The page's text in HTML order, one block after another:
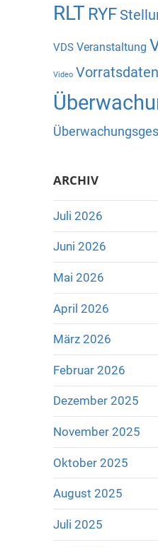
RLT RYF
VDS Veranstaltung
Video
ARCHIV
Juli 2026
Juni 2026
Mai 2026
April 2026
März 2026
Februar 2026
Dezember 2025
November 2025
Oktober 2025
August 2025
Juli 2025